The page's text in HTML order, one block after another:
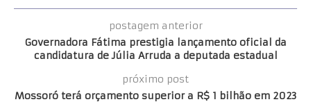
postagem anterior
Governadora Fátima prestigia lançamento oficial da
candidatura de Júlia Arruda a deputada estadual
próximo post
Mossoró terá orçamento superior a R$ 1 bilhão em 2023